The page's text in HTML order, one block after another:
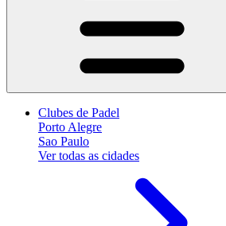
Clubes de Padel
Porto Alegre
Sao Paulo
Ver todas as cidades